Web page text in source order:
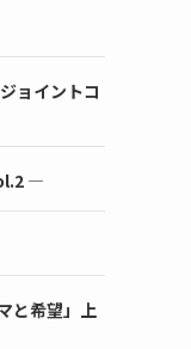
ョイントコ
―
と希望」上